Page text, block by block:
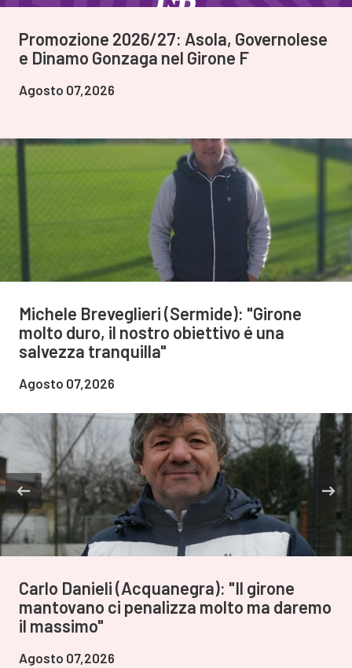
Promozione 2026/27: Asola, Governolese
e Dinamo Gonzaga nel Girone F
Agosto 07,2026
Michele Breveglieri (Sermide): "Girone
molto duro, il nostro obiettivo é una
salvezza tranquilla"
Agosto 07,2026
Carlo Danieli (Acquanegra): "Il girone
mantovano ci penalizza molto ma daremo
il massimo"
Agosto 07,2026